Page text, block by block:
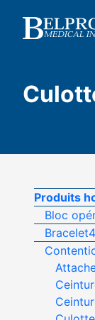
Produits
Bloc
Bracelet